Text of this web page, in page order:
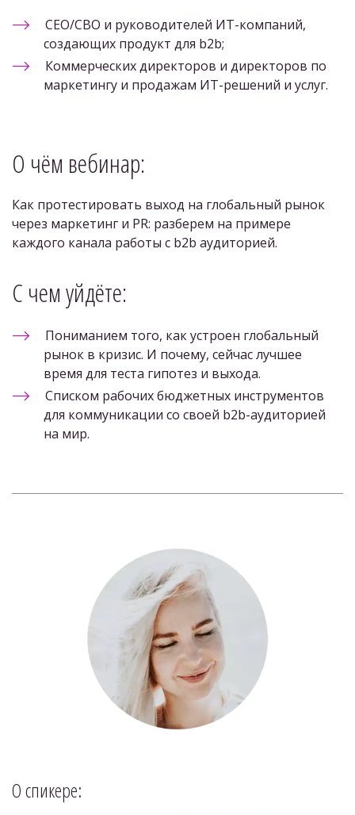
CEO/CBO и руководителей ИТ-компаний,
создающих продукт для b2b;
Коммерческих директоров и директоров по
маркетингу и продажам ИТ-решений и услуг.
О чём вебинар:
Как протестировать выход на глобальный рынок
через маркетинг и PR: разберем на примере
каждого канала работы с b2b аудиторией.
С чем уйдёте:
Пониманием того, как устроен глобальный
рынок в кризис. И почему, сейчас лучшее
время для теста гипотез и выхода.
Списком рабочих бюджетных инструментов
для коммуникации со своей b2b-аудиторией
на мир.
О спикере: